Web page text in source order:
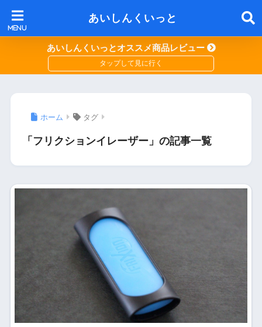
あいしんくいっと
あいしんくいっとオススメ商品レビュー
ホーム タグ
「フリクションイレーザー」の記事一覧